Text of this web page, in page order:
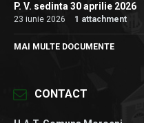
P. V. sedinta 30 aprilie 2026
23 iunie 2026 1 attachment
MAI MULTE DOCUMENTE
CONTACT